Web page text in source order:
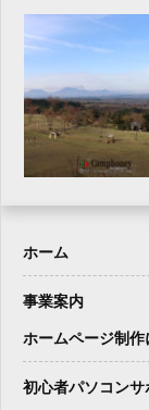
ホーム
事業案内
ホームページ制作
初心者パソコンサ